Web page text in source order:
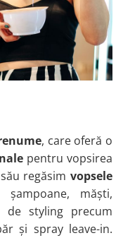
, care oferă o
pentru vopsirea
regăsim vopsele
măști,
de styling precum
și spray leave-in.